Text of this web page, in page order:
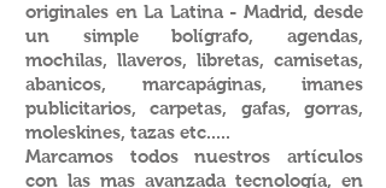
originales en La Latina - Madrid, desde
un simple bolígrafo, agendas,
mochilas, llaveros, libretas, camisetas,
abanicos, marcapáginas, imanes
publicitarios, carpetas, gafas, gorras,
moleskines, tazas etc.....
Marcamos todos nuestros artículos
con las mas avanzada tecnología, en